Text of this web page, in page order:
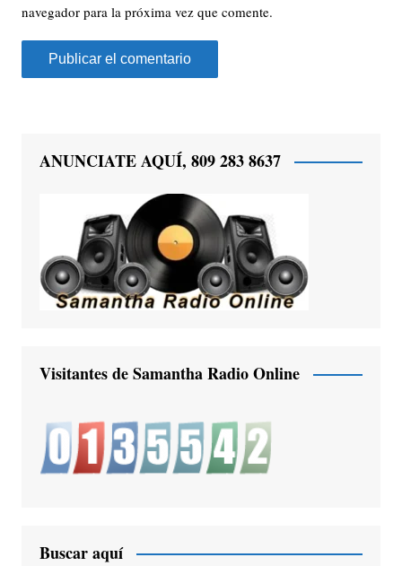
navegador para la próxima vez que comente.
ANUNCIATE AQUÍ, 809 283 8637
Visitantes de Samantha Radio Online
Buscar aquí